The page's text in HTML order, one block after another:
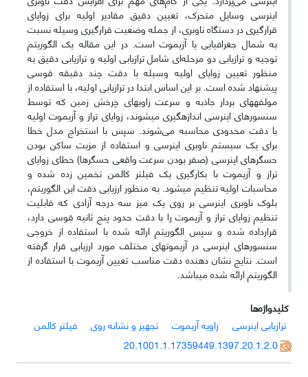
اینرسی وسایل متحرک، تعیین دقیق مقادیر اولیه برای زوایای
قرارگیری در دستگاه ناوبری، از جمله وضعیت قرارگیری وسیله نسبت
به شمال جغرافیایی یا آزیموت است. در این مقاله یک الگوریتم
توجیه و ترازیابی دو مرحله‌ای شامل ترازیابی اولیه و ترازیابی دقیق به
منظور تعیین زوایای اولیه وسیله با دقت چند دقیقه قوسی
پیشنهاد شده است. بر این اساس ابتدا در ترازیابی اولیه، با استفاده از
مولفه­های بردار جاذبه و سرعت زاویه­ای چرخش زمین که توسط
سنسور­های اینرسی اندازه­گیری می­شوند، زوایای تراز و آزیموت اولیه‌
با دقت محدودی محاسبه می‌شوند. سپس با استخراج مدل خطا
برای یک سیستم ناوبری اینرسی و استفاده از مزیت ساکن بودن
حسگرهای اینرسی (صفر بودن سرعت واقعی حسگرها) خطای زوایای
تراز و آزیموت با بکارگیری یک فیلتر کالمن تخمین زده شده و
محاسبات اولیه تنظیم می­شود. به منظور ارزیابی دقت این الگوریتم،
بلوک ناوبری اینرسی بر روی یک میز سه درجه آزادی که قابلیت
تنظیم زوایای تراز و آزیموت را با دقت حدود پنج ثانیه قوسی دارد،
قرارداده شده و سپس الگوریتم ارائه شده با استفاده از خروجی
سنسورهای اینرسی در آزیموت­های مختلف مورد ارزیابی قرار گرفته
است. نتایج نشان دهنده دقت مناسب تعیین آزیموت با استفاده از
الگوریتم ارائه شده می­باشد.
کلیدواژه‌ها
ترازیابی اینرسی
زاویه آزیموت تجهیز و نشانه روی
فیلتر کالمن
20.1001.1.17359449.1397.20.1.2.0